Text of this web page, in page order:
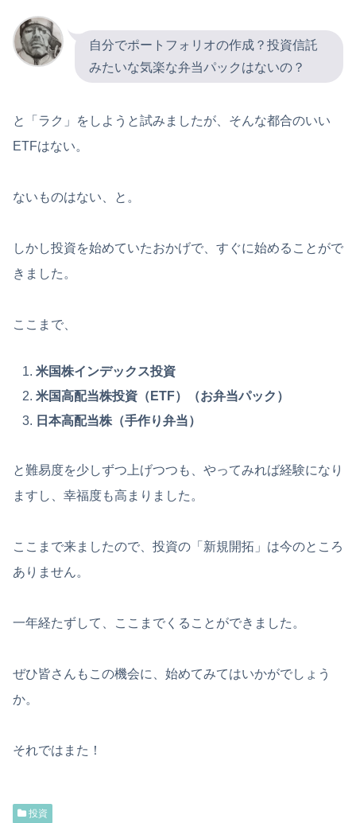
自分でポートフォリオの作成？投資信託
みたいな気楽な弁当パックはないの？
と「ラク」をしようと試みましたが、そんな都合のいい
ETFはない。
ないものはない、と。
しかし投資を始めていたおかげで、すぐに始めることがで
きました。
ここまで、
米国株インデックス投資
米国高配当株投資（ETF）（お弁当パック）
日本高配当株（手作り弁当）
と難易度を少しずつ上げつつも、やってみれば経験になり
ますし、幸福度も高まりました。
ここまで来ましたので、投資の「新規開拓」は今のところ
ありません。
一年経たずして、ここまでくることができました。
ぜひ皆さんもこの機会に、始めてみてはいかがでしょう
か。
それではまた！
投資